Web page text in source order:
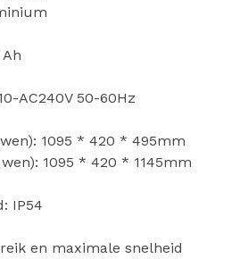
AC240V 50-60Hz
1095 * 420 * 495mm
1095 * 420 * 1145mm
IP54
en maximale snelheid